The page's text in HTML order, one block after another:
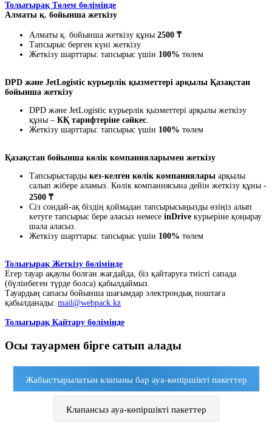
Толығырақ Төлем бөлімінде
Алматы қ. бойынша жеткізу
Алматы қ. бойынша жеткізу құны 2500 ₸
Тапсырыс берген күні жеткізу
Жеткізу шарттары: тапсырыс үшін 100% төлем
DPD және JetLogistic курьерлік қызметтері арқылы Қазақстан
бойынша жеткізу
DPD және JetLogistic курьерлік қызметтері арқылы жеткізу
құны – КҚ тарифтеріне сәйкес.
Жеткізу шарттары: тапсырыс үшін 100% төлем
Қазақстан бойынша көлік компанияларымен жеткізу
Тапсырыстарды кез-келген көлік компаниялары арқылы
салып жібере аламыз. Көлік компаниясына дейін жеткізу құны -
2500 ₸
Сіз сондай-ақ біздің қоймадан тапсырысыңызды өзіңіз алып
кетуге тапсырыс бере аласыз немесе inDrive курьеріне қоңырау
шала аласыз.
Жеткізу шарттары: тапсырыс үшін 100% төлем
Толығырақ Жеткізу бөлімінде
Егер тауар ақаулы болған жағдайда, біз қайтаруға тиісті сапада
(бүлінбеген түрде болса) қабылдаймыз.
Тауардың сапасы бойынша шағымдар электрондық поштаға
қабылданады: mail@webpack.kz
Толығырақ Қайтару бөлімінде
Осы тауармен бірге сатып алады
Жабыстырылатын клапаны бар ауа-көпіршікті пакеттер
Клапансыз ауа-көпіршікті пакеттер